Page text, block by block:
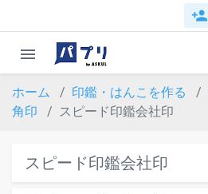
person_add
menu
ホーム 印鑑・はんこを作る
角印
スピード印鑑会社印
スピード印鑑会社印